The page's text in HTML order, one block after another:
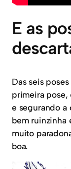
E as
Das seis
primeira pose,
e segurando a
bem ruinzinha
muito
boa.